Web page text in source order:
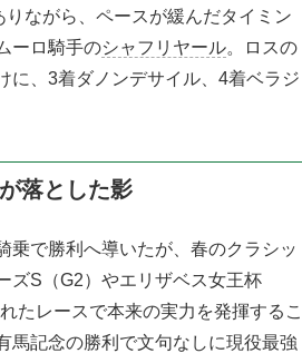
ながら、ペースが緩んだタイミン
ーロ騎手のシャフリヤール。ロスの
に、3着ダノンデサイル、4着ベラジ
落とした影
で勝利へ導いたが、春のクラシッ
ズS（G2）やエリザベス女王杯
たレースで本来の実力を発揮するこ
馬記念の勝利で文句なしに現役最強